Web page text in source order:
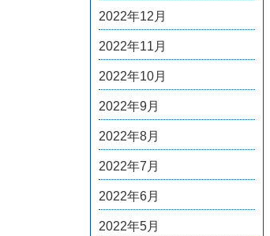
2022年12月
2022年11月
2022年10月
2022年9月
2022年8月
2022年7月
2022年6月
2022年5月